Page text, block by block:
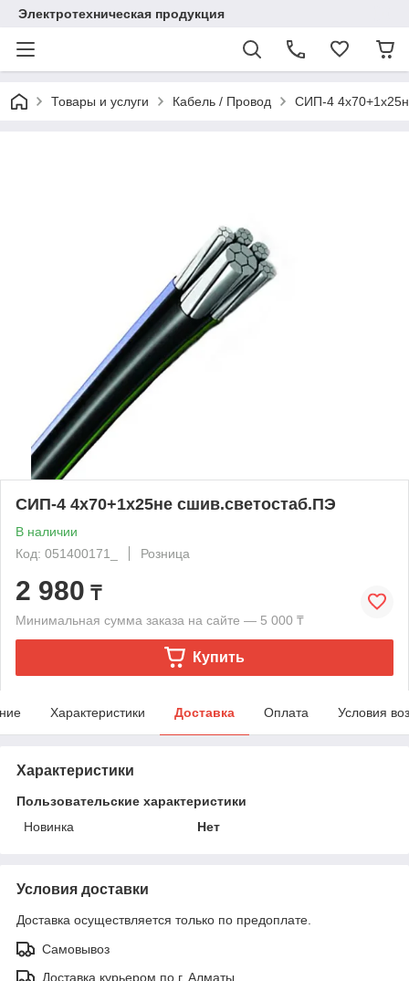
Электротехническая продукция
Товары и услуги Кабель / Провод СИП-4
СИП-4 4х70+1х25не сшив.светостаб.ПЭ
В наличии
Код: 051400171_
Розница
2 980 ₸
Минимальная сумма заказа на сайте — 5 000 ₸
Купить
Характеристики Доставка Оплата Условия
Характеристики
Пользовательские характеристики
Новинка
Нет
Условия доставки
Доставка осуществляется только по предоплате.
Самовывоз
Доставка курьером по г. Алматы